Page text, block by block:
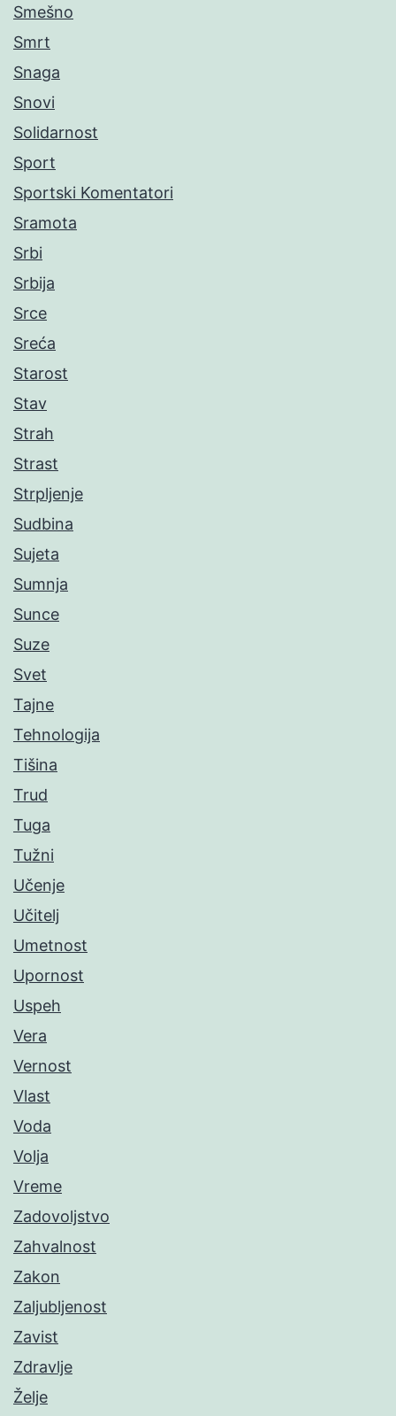
Smešno
Smrt
Snaga
Snovi
Solidarnost
Sport
Sportski Komentatori
Sramota
Srbi
Srbija
Srce
Sreća
Starost
Stav
Strah
Strast
Strpljenje
Sudbina
Sujeta
Sumnja
Sunce
Suze
Svet
Tajne
Tehnologija
Tišina
Trud
Tuga
Tužni
Učenje
Učitelj
Umetnost
Upornost
Uspeh
Vera
Vernost
Vlast
Voda
Volja
Vreme
Zadovoljstvo
Zahvalnost
Zakon
Zaljubljenost
Zavist
Zdravlje
Želje